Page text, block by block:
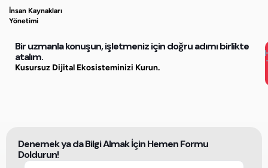
İnsan Kaynakları
Yönetimi
Bir uzmanla konuşun, işletmeniz için doğru adımı birlikte
atalım.
Kusursuz Dijital Ekosisteminizi Kurun.
Denemek ya da Bilgi Almak İçin Hemen Formu
Doldurun!